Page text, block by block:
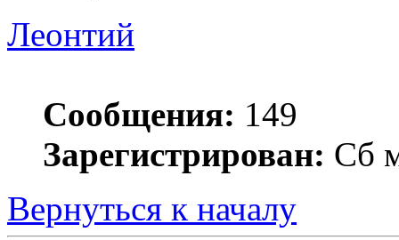
Леонтий
Сообщения: 149
Зарегистрирован: Сб
Вернуться к началу